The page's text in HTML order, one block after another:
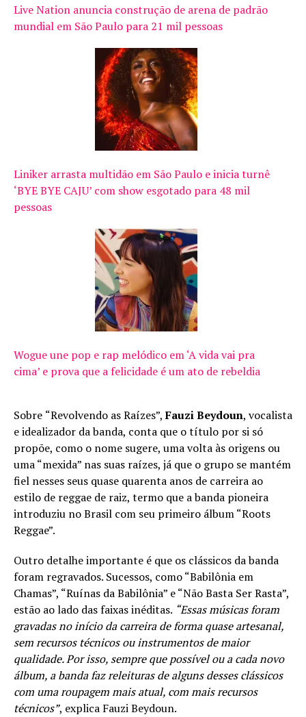
Live Nation anuncia construção de arena de padrão
mundial em São Paulo para 21 mil pessoas
Liniker arrasta multidão em São Paulo e inicia turnê
‘BYE BYE CAJU’ com show esgotado para 48 mil
pessoas
Wogue une pop e rap melódico em ‘A vida vai pra
cima’ e prova que a felicidade é um ato de rebeldia
Sobre “Revolvendo as Raízes”,Fauzi Beydoun, vocalista
e idealizador da banda, conta que o título por si só
propõe, como o nome sugere, uma volta às origens ou
uma “mexida” nas suas raízes, já que o grupo se mantém
fiel nesses seus quase quarenta anos de carreira ao
estilo de reggae de raiz, termo que a banda pioneira
introduziu no Brasil com seu primeiro álbum “Roots
Reggae”.
Outro detalhe importante é que os clássicos da banda
foram regravados. Sucessos, como “Babilônia em
Chamas”, “Ruínas da Babilônia” e “Não Basta Ser Rasta”,
estão ao lado das faixas inéditas. “Essas músicas foram
gravadas no início da carreira de forma quase artesanal,
sem recursos técnicos ou instrumentos de maior
qualidade. Por isso, sempre que possível ou a cada novo
álbum, a banda faz releituras de alguns desses clássicos
com uma roupagem mais atual, com mais recursos
técnicos”, explica Fauzi Beydoun.